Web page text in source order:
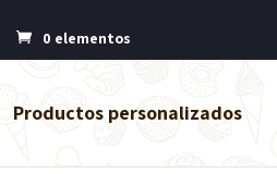
0 elementos
Productos personalizados